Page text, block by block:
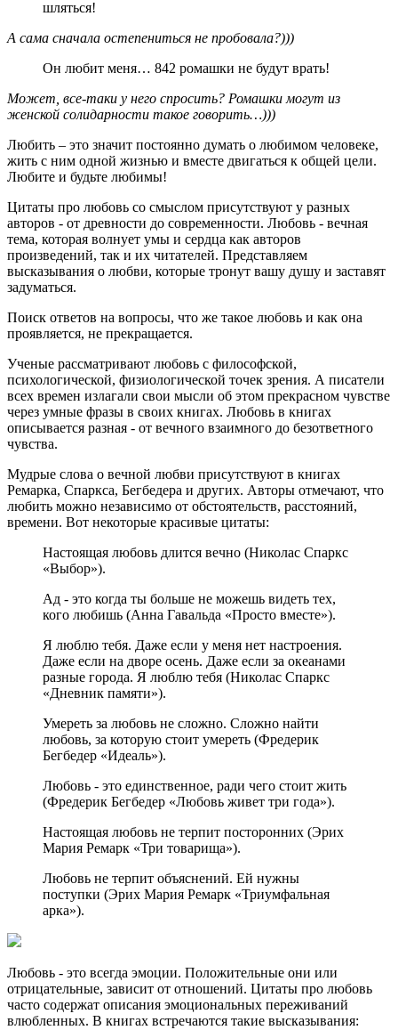
шляться!
А сама сначала остепениться не пробовала?)))
Он любит меня… 842 ромашки не будут врать!
Может, все-таки у него спросить? Ромашки могут из
женской солидарности такое говорить…)))
Любить – это значит постоянно думать о любимом человеке,
жить с ним одной жизнью и вместе двигаться к общей цели.
Любите и будьте любимы!
Цитаты про любовь со смыслом присутствуют у разных
авторов - от древности до современности. Любовь - вечная
тема, которая волнует умы и сердца как авторов
произведений, так и их читателей. Представляем
высказывания о любви, которые тронут вашу душу и заставят
задуматься.
Поиск ответов на вопросы, что же такое любовь и как она
проявляется, не прекращается.
Ученые рассматривают любовь с философской,
психологической, физиологической точек зрения. А писатели
всех времен излагали свои мысли об этом прекрасном чувстве
через умные фразы в своих книгах. Любовь в книгах
описывается разная - от вечного взаимного до безответного
чувства.
Мудрые слова о вечной любви присутствуют в книгах
Ремарка, Спаркса, Бегбедера и других. Авторы отмечают, что
любить можно независимо от обстоятельств, расстояний,
времени. Вот некоторые красивые цитаты:
Настоящая любовь длится вечно (Николас Спаркс
«Выбор»).
Ад - это когда ты больше не можешь видеть тех,
кого любишь (Анна Гавальда «Просто вместе»).
Я люблю тебя. Даже если у меня нет настроения.
Даже если на дворе осень. Даже если за океанами
разные города. Я люблю тебя (Николас Спаркс
«Дневник памяти»).
Умереть за любовь не сложно. Сложно найти
любовь, за которую стоит умереть (Фредерик
Бегбедер «Идеаль»).
Любовь - это единственное, ради чего стоит жить
(Фредерик Бегбедер «Любовь живет три года»).
Настоящая любовь не терпит посторонних (Эрих
Мария Ремарк «Три товарища»).
Любовь не терпит объяснений. Ей нужны
поступки (Эрих Мария Ремарк «Триумфальная
арка»).
Любовь - это всегда эмоции. Положительные они или
отрицательные, зависит от отношений. Цитаты про любовь
часто содержат описания эмоциональных переживаний
влюбленных. В книгах встречаются такие высказывания: